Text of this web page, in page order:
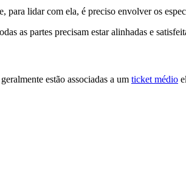
lidar com ela, é preciso envolver os
as partes precisam estar alinhadas e
estão associadas a um ticket médio